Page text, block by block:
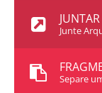
JUNTAR
Junte
Separe